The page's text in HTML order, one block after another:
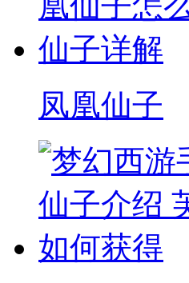
凤凰仙子